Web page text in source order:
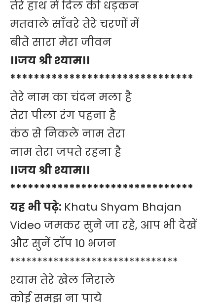
तेरे हाथ में दिल की धड़कन
मतवाले साँवरे तेरे चरणों में
बीते सारा मेरा जीवन
।।जय श्री श्याम।।
*******************************
तेरे नाम का चंदन मला है
तेरा पीला रंग पहना है
कंठ से निकले नाम तेरा
नाम तेरा जपते रहना है
।।जय श्री श्याम।।
*******************************
यह भी पढ़े: Khatu Shyam Bhajan
Video जमकर सुने जा रहे, आप भी देखें
और सुनें टॉप 10 भजन
*******************************
श्याम तेरे खेल निराले
कोई समझ ना पाये